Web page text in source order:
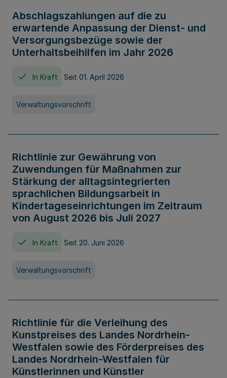
Abschlagszahlungen auf die zu
erwartende Anpassung der Dienst- und
Versorgungsbezüge sowie der
Unterhaltsbeihilfen im Jahr 2026
In Kraft Seit 01. April 2026
Verwaltungsvorschrift
Richtlinie zur Gewährung von
Zuwendungen für Maßnahmen zur
Stärkung der alltagsintegrierten
sprachlichen Bildungsarbeit in
Kindertageseinrichtungen im Zeitraum
von August 2026 bis Juli 2027
In Kraft Seit 20. Juni 2026
Verwaltungsvorschrift
Richtlinie für die Verleihung des
Kunstpreises des Landes Nordrhein-
Westfalen sowie des Förderpreises des
Landes Nordrhein-Westfalen für
Künstlerinnen und Künstler